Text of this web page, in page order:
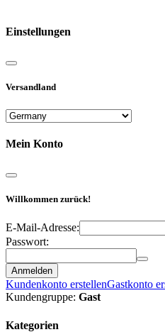
Einstellungen
Versandland
Mein Konto
Willkommen zurück!
E-Mail-Adresse:
Passwort:
Anmelden
Kundenkonto erstellenGastkonto
Kundengruppe: Gast
Kategorien